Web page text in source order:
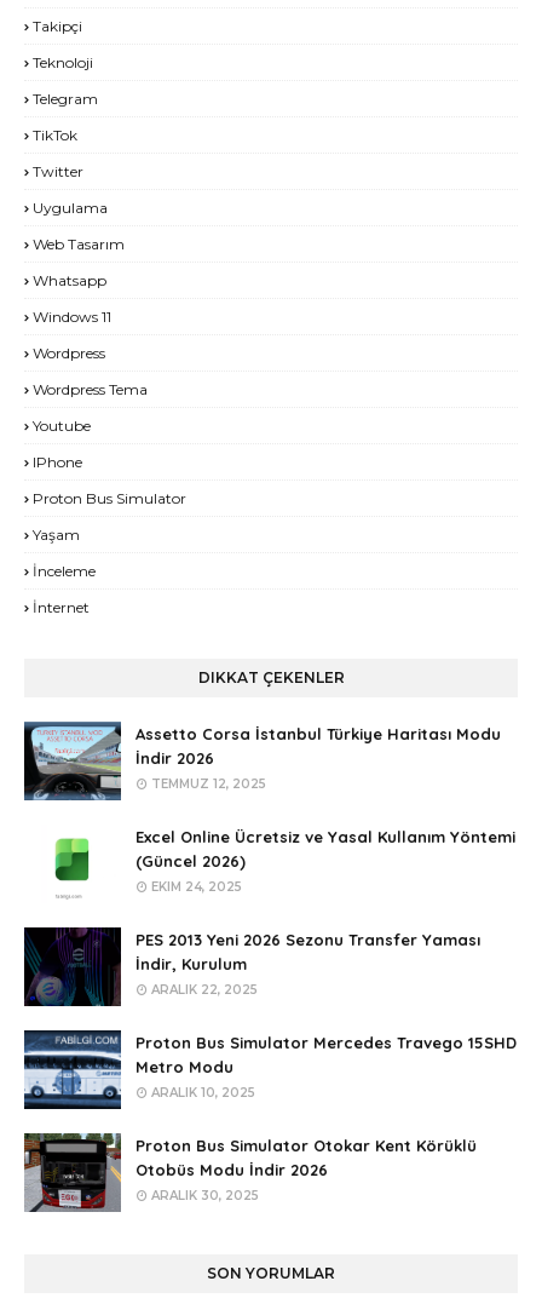
Takipçi
Teknoloji
Telegram
TikTok
Twitter
Uygulama
Web Tasarım
Whatsapp
Windows 11
Wordpress
Wordpress Tema
Youtube
IPhone
Proton Bus Simulator
Yaşam
İnceleme
İnternet
DIKKAT ÇEKENLER
Assetto Corsa İstanbul Türkiye Haritası Modu
İndir 2026
TEMMUZ 12, 2025
Excel Online Ücretsiz ve Yasal Kullanım Yöntemi
(Güncel 2026)
EKIM 24, 2025
PES 2013 Yeni 2026 Sezonu Transfer Yaması
İndir, Kurulum
ARALIK 22, 2025
Proton Bus Simulator Mercedes Travego 15SHD
Metro Modu
ARALIK 10, 2025
Proton Bus Simulator Otokar Kent Körüklü
Otobüs Modu İndir 2026
ARALIK 30, 2025
SON YORUMLAR